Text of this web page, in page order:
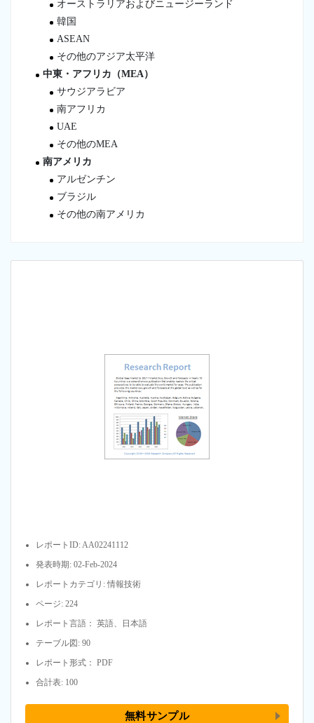
オーストラリアおよびニュージーランド
韓国
ASEAN
その他のアジア太平洋
中東・アフリカ（MEA）
サウジアラビア
南アフリカ
UAE
その他のMEA
南アメリカ
アルゼンチン
ブラジル
その他の南アメリカ
レポートID: AA02241112
発表時期: 02-Feb-2024
レポートカテゴリ: 情報技術
ページ: 224
レポート言語： 英語、日本語
テーブル図: 90
レポート形式： PDF
合計表: 100
無料サンプル